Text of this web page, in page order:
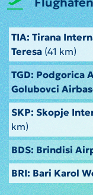
TIA: Tirana
Teresa (41 km)
TGD: Podgorica
Golubovci
SKP: Skopje
km)
BDS: Brindisi
BRI: Bari Karol